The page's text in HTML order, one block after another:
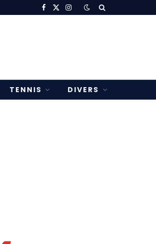
Facebook
X
Instagram
TENNIS DIVERS